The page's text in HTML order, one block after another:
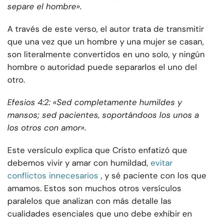
separe el hombre».
A través de este verso, el autor trata de transmitir
que una vez que un hombre y una mujer se casan,
son literalmente convertidos en uno solo, y ningún
hombre o autoridad puede separarlos el uno del
otro.
Efesios 4:2: «Sed completamente humildes y
mansos; sed pacientes, soportándoos los unos a
los otros con amor».
Este versículo explica que Cristo enfatizó que
debemos vivir y amar con humildad, evitar
conflictos innecesarios , y sé paciente con los que
amamos. Estos son muchos otros versículos
paralelos que analizan con más detalle las
cualidades esenciales que uno debe exhibir en